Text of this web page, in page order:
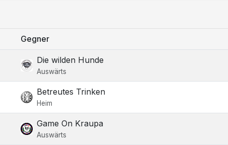
Gegner
Die wilden Hunde
Auswärts
Betreutes Trinken
Heim
Game On Kraupa
Auswärts